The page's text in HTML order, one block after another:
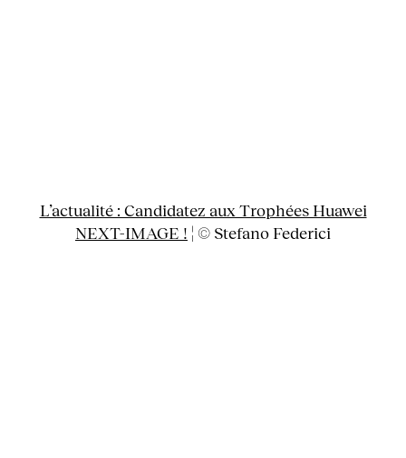
L’actualité : Candidatez aux Trophées Huawei
NEXT-IMAGE ! ¦ © Stefano Federici